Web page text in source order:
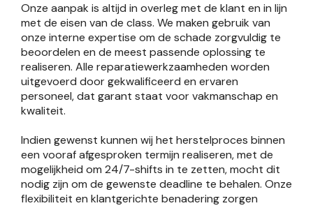
Onze aanpak is altijd in overleg met de klant en in lijn
met de eisen van de class. We maken gebruik van
onze interne expertise om de schade zorgvuldig te
beoordelen en de meest passende oplossing te
realiseren. Alle reparatiewerkzaamheden worden
uitgevoerd door gekwalificeerd en ervaren
personeel, dat garant staat voor vakmanschap en
kwaliteit.
Indien gewenst kunnen wij het herstelproces binnen
een vooraf afgesproken termijn realiseren, met de
mogelijkheid om 24/7-shifts in te zetten, mocht dit
nodig zijn om de gewenste deadline te behalen. Onze
flexibiliteit en klantgerichte benadering zorgen